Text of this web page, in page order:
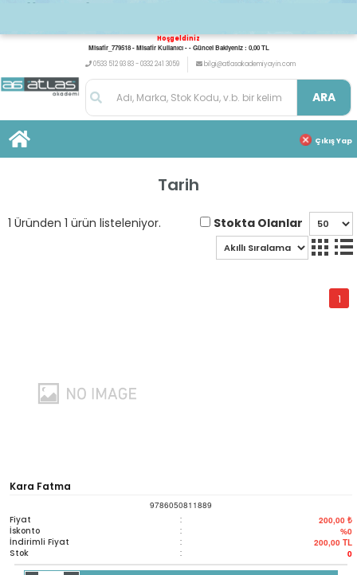
Hoşgeldiniz
Misafir_779518 - Misafir Kullanıcı - - Güncel Bakiyeniz : 0,00 TL
0533 512 93 83 - 0332 241 3059
bilgi@atlasakademiyayin.com
ARA
Çıkış Yap
Tarih
1 Üründen 1 ürün listeleniyor. Stokta Olanlar
1
Kara Fatma
9786050811889
Fiyat : 200,00 ₺
İskonto : %0
İndirimli Fiyat : 200,00 TL
Stok : 0